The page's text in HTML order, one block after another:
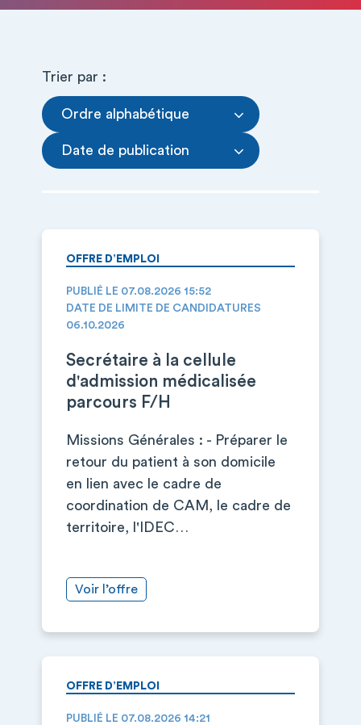
Trier par :
Ordre alphabétique
Date de publication
OFFRE D’EMPLOI
PUBLIÉ LE 07.08.2026 15:52
DATE DE LIMITE DE CANDIDATURES
06.10.2026
Secrétaire à la cellule
d'admission médicalisée
parcours F/H
Missions Générales : - Préparer le
retour du patient à son domicile
en lien avec le cadre de
coordination de CAM, le cadre de
territoire, l'IDEC…
Voir l’offre
OFFRE D’EMPLOI
PUBLIÉ LE 07.08.2026 14:21